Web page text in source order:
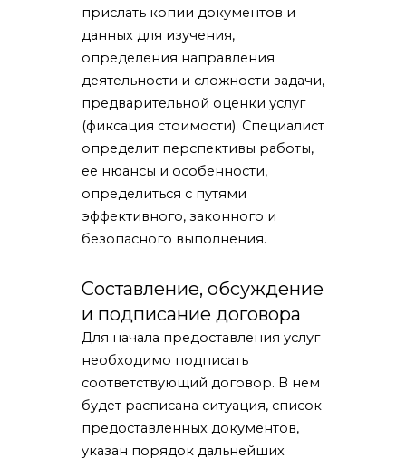
прислать копии документов и
данных для изучения,
определения направления
деятельности и сложности задачи,
предварительной оценки услуг
(фиксация стоимости). Специалист
определит перспективы работы,
ее нюансы и особенности,
определиться с путями
эффективного, законного и
безопасного выполнения.
Составление, обсуждение
и подписание договора
Для начала предоставления услуг
необходимо подписать
соответствующий договор. В нем
будет расписана ситуация, список
предоставленных документов,
указан порядок дальнейших